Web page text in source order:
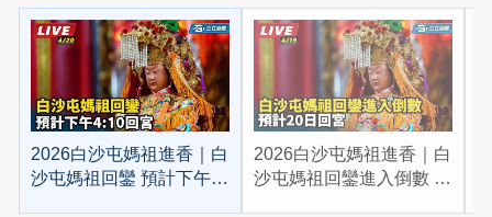
2026白沙屯媽祖進香｜白
沙屯媽祖回鑾 預計下午
2026白沙屯媽祖進香｜白
沙屯媽祖回鑾進入倒數 預